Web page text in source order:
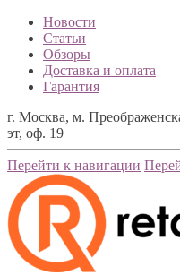
Новости
Статьи
Обзоры
Доставка и оплата
Гарантия
г. Москва, м.
эт, оф. 19
Перейти к навигации